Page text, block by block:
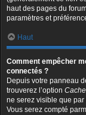
haut des pages du
paramètres et
Haut
Comment empêcher
connectés ?
Depuis votre panneau
trouverez l’option
ne serez visible que
Vous serez compté